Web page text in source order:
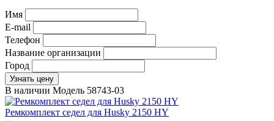
Имя
E-mail
Телефон
Название организации
Город
Узнать цену
В наличии Модель 58743-03
Ремкомплект седел для Husky 2150 HY